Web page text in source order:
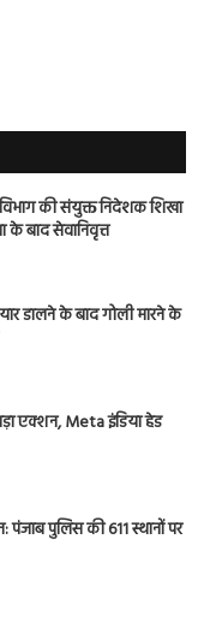
की संयुक्त निदेशक शिखा
के बाद सेवानिवृत्त
डालने के बाद गोली मारने के
एक्शन, Meta इंडिया हेड
पंजाब पुलिस की 611 स्थानों पर